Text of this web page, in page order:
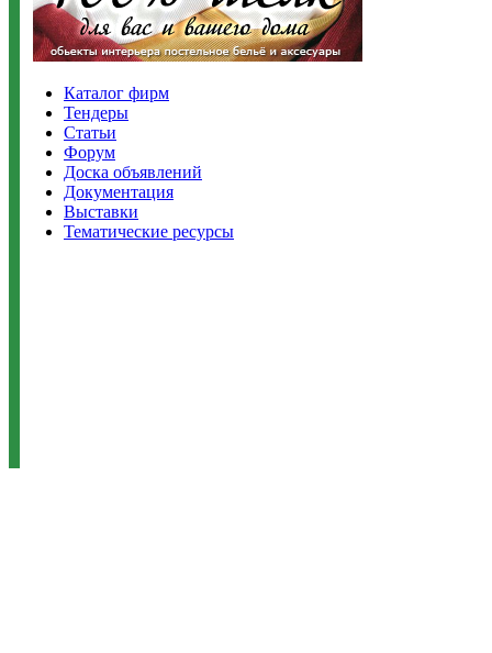
Каталог фирм
Тендеры
Статьи
Форум
Доска объявлений
Документация
Выставки
Тематические ресурсы